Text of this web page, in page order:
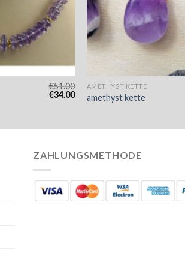
€51.00
€34.00
AMETHYST KETTE
amethyst kette
ZAHLUNGSMETHODE